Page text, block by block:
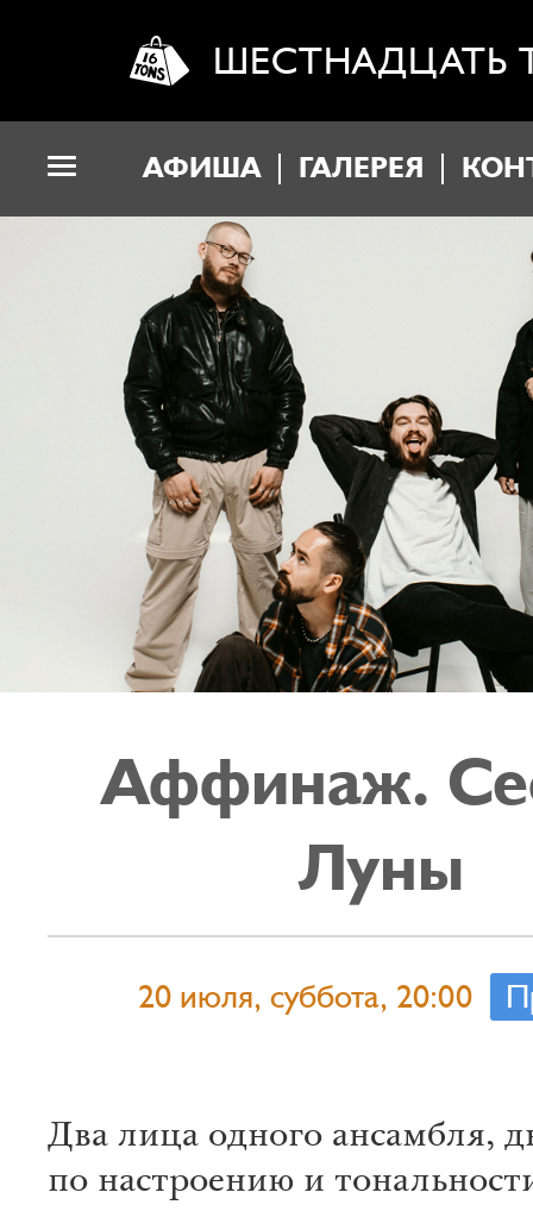
ШЕСТНАДЦАТЬ
АФИША ГАЛЕРЕЯ
Аффинаж.
Луны
20 июля, суббота, 20:00
Два лица одного ансамбля,
по настроению и